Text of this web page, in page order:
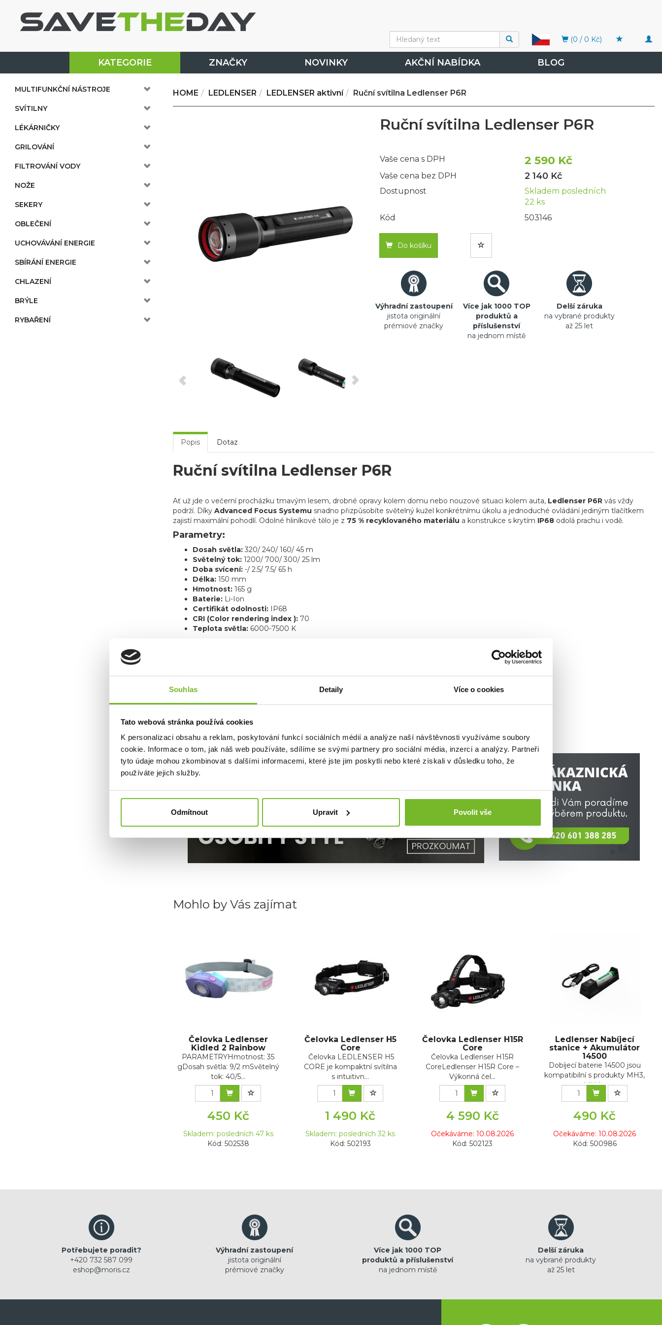
Souhlas Detaily Více o cookies
Tato webová stránka používá cookies
K personalizaci obsahu a reklam, poskytování funkcí sociálních médií a analýze naší návštěvnosti využíváme soubory
cookie. Informace o tom, jak náš web používáte, sdílíme se svými partnery pro sociální média, inzerci a analýzy. Partneři
tyto údaje mohou zkombinovat s dalšími informacemi, které jste jim poskytli nebo které získali v důsledku toho, že
používáte jejich služby.
Odmítnout Upravit Povolit vše
(0 / 0 Kč)
KATEGORIE ZNAČKY NOVINKY AKČNÍ NABÍDKA BLOG
MULTIFUNKČNÍ NÁSTROJE
SVÍTILNY
LÉKÁRNIČKY
GRILOVÁNÍ
FILTROVÁNÍ VODY
NOŽE
SEKERY
OBLEČENÍ
UCHOVÁVÁNÍ ENERGIE
SBÍRÁNÍ ENERGIE
CHLAZENÍ
BRÝLE
RYBAŘENÍ
HOME LEDLENSER LEDLENSER aktivní Ruční svítilna Ledlenser P6R
Ruční svítilna Ledlenser P6R
Vaše cena s DPH 2 590 Kč
Vaše cena bez DPH 2 140 Kč
Dostupnost
Skladem posledních
22 ks
Kód
503146
Do košíku
Výhradní zastoupení
jistota originální
prémiové značky
Více jak 1000 TOP
produktů a
příslušenství
na jednom místě
Delší záruka
na vybrané produkty
až 25 let
Popis Dotaz
Ruční svítilna Ledlenser P6R
Ať už jde o večerní procházku tmavým lesem, drobné opravy kolem domu nebo nouzové situaci kolem auta, Ledlenser P6R vás vždy
podrží. Díky Advanced Focus Systemu snadno přizpůsobíte světelný kužel konkrétnímu úkolu a jednoduché ovládání jediným tlačítkem
zajistí maximální pohodlí. Odolné hliníkové tělo je z 75 % recyklovaného materiálu a konstrukce s krytím IP68 odolá prachu i vodě.
Parametry:
Dosah světla: 320/ 240/ 160/ 45 m
Světelný tok: 1200/ 700/ 300/ 25 lm
Doba svícení: -/ 2.5/ 7.5/ 65 h
Délka: 150 mm
Hmotnost: 165 g
Baterie: Li-Ion
Certifikát odolnosti: IP68
CRI (Color rendering index ): 70
Teplota světla: 6000-7500 K
Jednoduché ovládání jedním tlačítkem
USB-C nabíjení
Odolnost vůči prachu a vodě (IP68)
7 let záruky
Mohlo by Vás zajímat
Čelovka Ledlenser
Kidled 2 Rainbow
PARAMETRYHmotnost: 35
gDosah světla: 9/2 mSvětelný
tok: 40/5...
450 Kč
Skladem: posledních 47 ks
Kód: 502538
Čelovka Ledlenser H5
Core
Čelovka LEDLENSER H5
CORE je kompaktní svítilna
s intuitivn...
1 490 Kč
Skladem: posledních 32 ks
Kód: 502193
Čelovka Ledlenser H15R
Core
Čelovka Ledlenser H15R
CoreLedlenser H15R Core –
Výkonná čel...
4 590 Kč
Očekáváme: 10.08.2026
Kód: 502123
Ledlenser Nabíjecí
stanice + Akumulátor
14500
Dobíjecí baterie 14500 jsou
kompatibilní s produkty MH3,
MH4...
490 Kč
Očekáváme: 10.08.2026
Kód: 500986
Potřebujete poradit?
+420 732 587 099
eshop@moris.cz
Výhradní zastoupení
jistota originální
prémiové značky
Více jak 1000 TOP
produktů a příslušenství
na jednom místě
Delší záruka
na vybrané produkty
až 25 let